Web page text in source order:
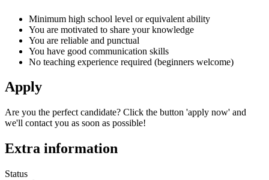
Minimum high school level or equivalent ability
You are motivated to share your knowledge
You are reliable and punctual
You have good communication skills
No teaching experience required (beginners welcome)
Apply
Are you the perfect candidate? Click the button 'apply now' and
we'll contact you as soon as possible!
Extra information
Status